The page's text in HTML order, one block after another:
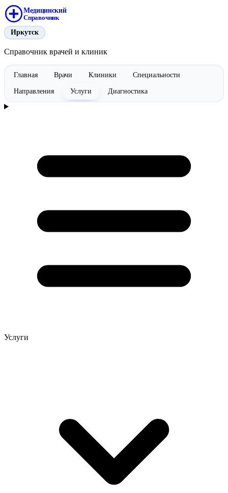
Медицинский
Справочник
Иркутск
Справочник врачей и клиник
Главная Врачи Клиники Специальности
Направления Услуги Диагностика
Услуги